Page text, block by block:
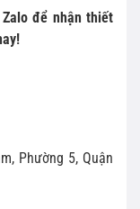
để nhận thiết
Phường 5,Quận